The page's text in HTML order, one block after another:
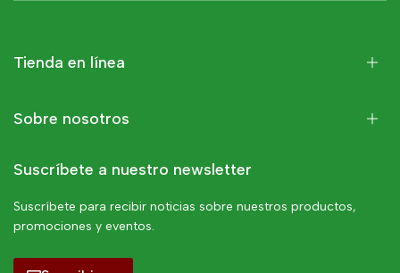
Tienda en línea
Sobre nosotros
Suscríbete a nuestro newsletter
Suscríbete para recibir noticias sobre nuestros productos,
promociones y eventos.